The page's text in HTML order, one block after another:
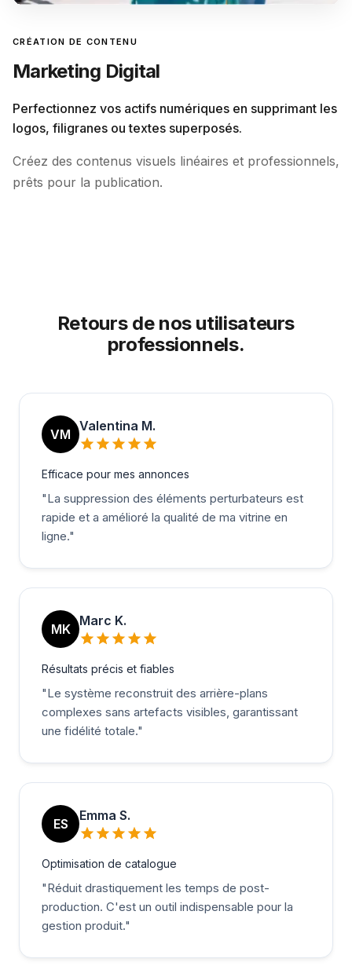
CRÉATION DE CONTENU
Marketing Digital
Perfectionnez vos actifs numériques en supprimant les
logos, filigranes ou textes superposés.
Créez des contenus visuels linéaires et professionnels,
prêts pour la publication.
Retours de nos utilisateurs
professionnels.
VM
Valentina M.
Efficace pour mes annonces
"La suppression des éléments perturbateurs est
rapide et a amélioré la qualité de ma vitrine en
ligne."
MK
Marc K.
Résultats précis et fiables
"Le système reconstruit des arrière-plans
complexes sans artefacts visibles, garantissant
une fidélité totale."
ES
Emma S.
Optimisation de catalogue
"Réduit drastiquement les temps de post-
production. C'est un outil indispensable pour la
gestion produit."